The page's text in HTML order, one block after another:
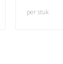
per stuk